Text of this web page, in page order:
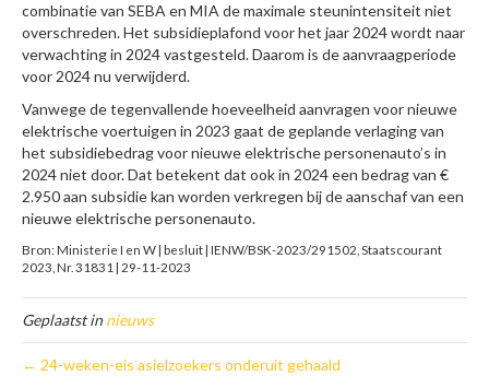
combinatie van SEBA en MIA de maximale steunintensiteit niet
overschreden. Het subsidieplafond voor het jaar 2024 wordt naar
verwachting in 2024 vastgesteld. Daarom is de aanvraagperiode
voor 2024 nu verwijderd.
Vanwege de tegenvallende hoeveelheid aanvragen voor nieuwe
elektrische voertuigen in 2023 gaat de geplande verlaging van
het subsidiebedrag voor nieuwe elektrische personenauto’s in
2024 niet door. Dat betekent dat ook in 2024 een bedrag van €
2.950 aan subsidie kan worden verkregen bij de aanschaf van een
nieuwe elektrische personenauto.
Bron: Ministerie I en W | besluit | IENW/BSK-2023/291502, Staatscourant
2023, Nr. 31831 | 29-11-2023
Geplaatst innieuws
← 24-weken-eis asielzoekers onderuit gehaald